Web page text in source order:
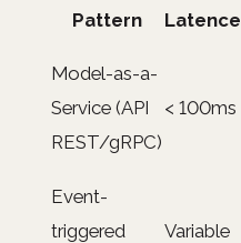
Pattern Latence
Model-as-a-
Service (API
REST/gRPC)
< 100ms
Event-
triggered
Variable